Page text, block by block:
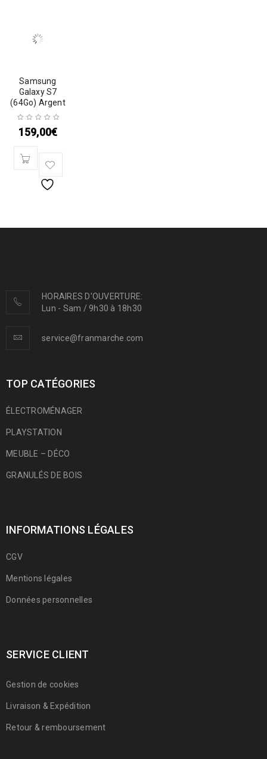
Samsung
Galaxy S7
(64Go) Argent
159,00€
HORAIRES D'OUVERTURE:
Lun - Sam / 9h30 à 18h30
service@franmarche.com
TOP CATÉGORIES
ÉLECTROMÉNAGER
PLAYSTATION
MEUBLE – DÉCO
GRANULÉS DE BOIS
INFORMATIONS LÉGALES
CGV
Mentions légales
Données personnelles
SERVICE CLIENT
Gestion de cookies
Livraison & Expédition
Retour & remboursement